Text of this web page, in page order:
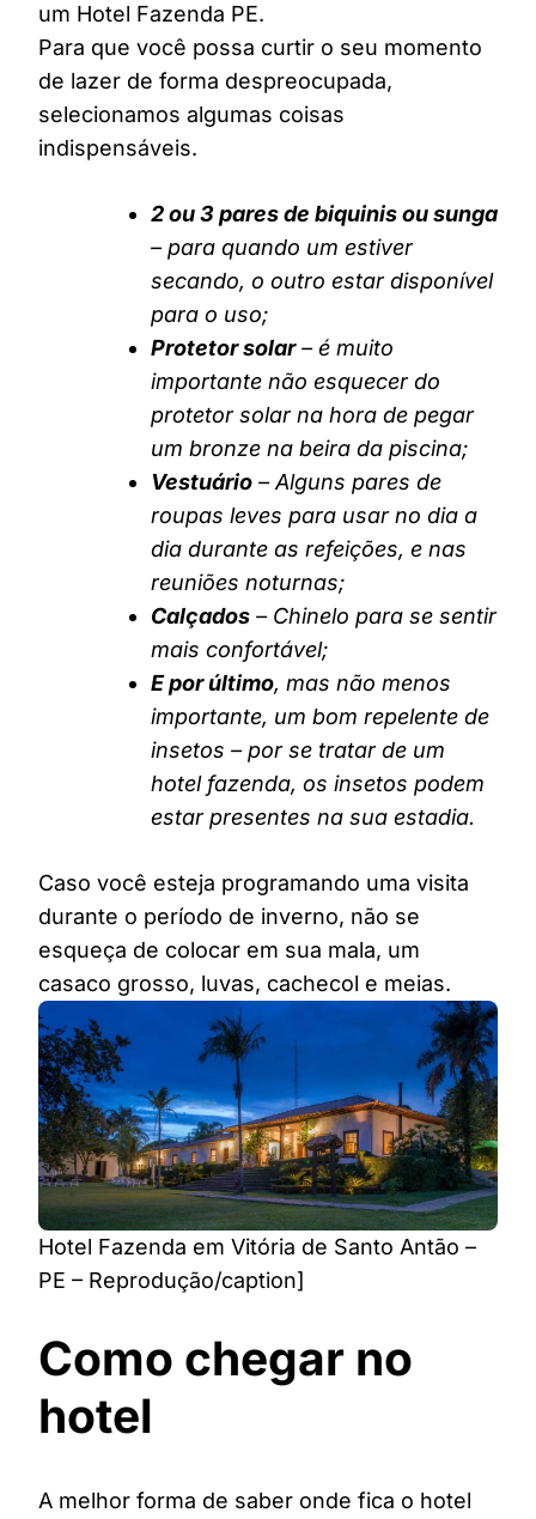
um Hotel Fazenda PE.
Para que você possa curtir o seu momento
de lazer de forma despreocupada,
selecionamos algumas coisas
indispensáveis.
2 ou 3 pares de biquinis ou sunga
– para quando um estiver
secando, o outro estar disponível
para o uso;
Protetor solar– é muito
importante não esquecer do
protetor solar na hora de pegar
um bronze na beira da piscina;
Vestuário – Alguns pares de
roupas leves para usar no dia a
dia durante as refeições, e nas
reuniões noturnas;
Calçados – Chinelo para se sentir
mais confortável;
E por último, mas não menos
importante, um bom repelente de
insetos – por se tratar de um
hotel fazenda, os insetos podem
estar presentes na sua estadia.
Caso você esteja programando uma visita
durante o período de inverno, não se
esqueça de colocar em sua mala, um
casaco grosso, luvas, cachecol e meias.
Hotel Fazenda em Vitória de Santo Antão –
PE – Reprodução/caption]
Como chegar no
hotel
A melhor forma de saber onde fica o hotel